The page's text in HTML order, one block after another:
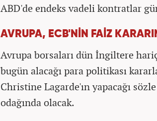
ABD'de endeks vadeli kontratlar
AVRUPA, ECB'NİN FAİZ
Avrupa borsaları dün İngiltere
bugün alacağı para politikası
Christine Lagarde'ın yapacağı
odağında olacak.